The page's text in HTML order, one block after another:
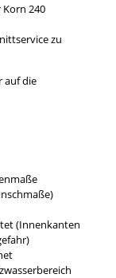
240
zu
auf die
(Innenkanten